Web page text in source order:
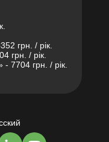
грн. / рік.
грн. / рік.
7704 грн. / рік.